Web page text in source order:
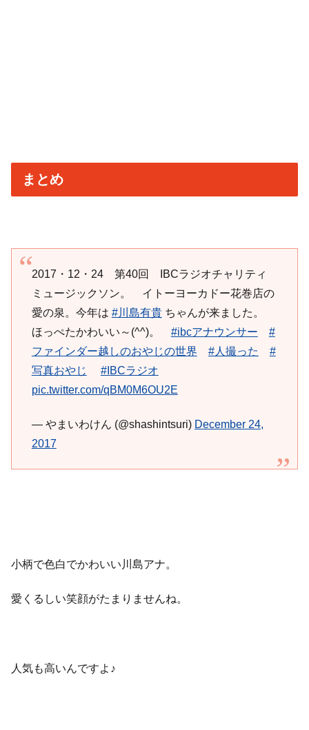
まとめ
2017・12・24 第40回 IBCラジオチャリティ
ミュージックソン。 イトーヨーカドー花巻店の
愛の泉。今年は #川島有貴ちゃんが来ました。
ほっぺたかわいい～(^^)。 #ibcアナウンサー
#
ファインダー越しのおやじの世界
#人撮った
#
写真おやじ
#IBCラジオ
pic.twitter.com/qBM0M6OU2E
— やまいわけん (@shashintsuri) December 24,
2017
小柄で色白でかわいい川島アナ。
愛くるしい笑顔がたまりませんね。
人気も高いんですよ♪